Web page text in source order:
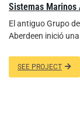
Sistemas Marinos
El antiguo Grupo
Aberdeen inició
SEE PROJECT